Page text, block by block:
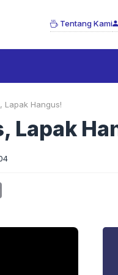
Tentang Kami
Lapak Hangus!
Lapak